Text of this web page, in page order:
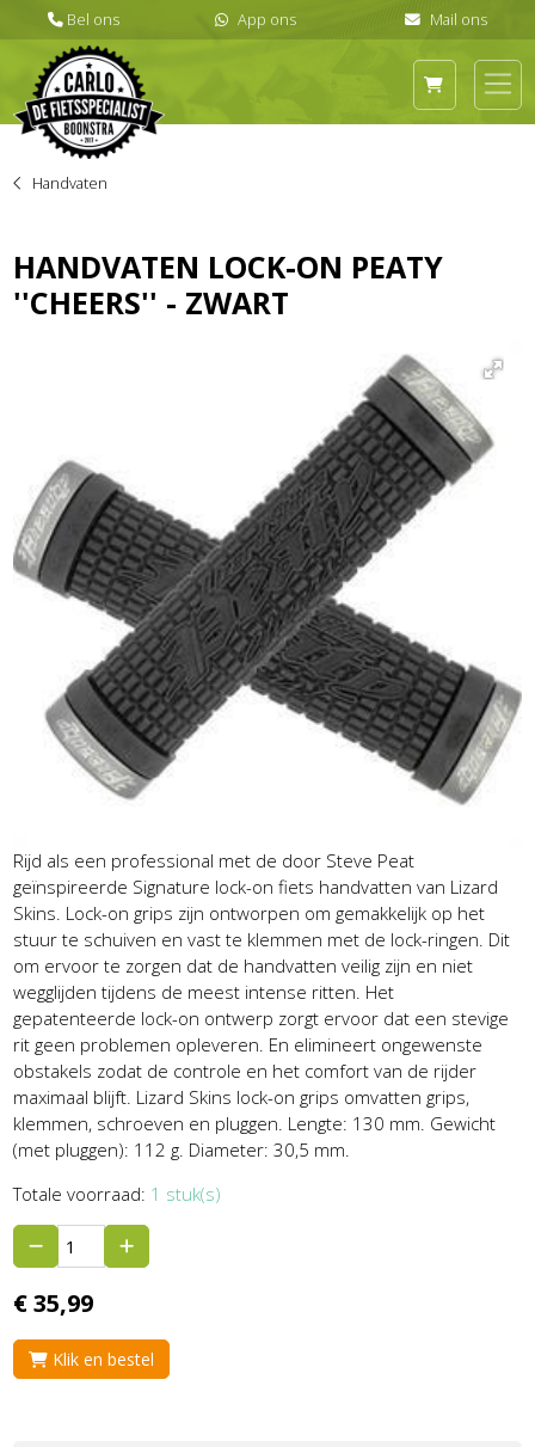
Handvaten
HANDVATEN LOCK-ON PEATY
''CHEERS'' - ZWART
Rijd als een professional met de door Steve Peat
geïnspireerde Signature lock-on fiets handvatten van Lizard
Skins. Lock-on grips zijn ontworpen om gemakkelijk op het
stuur te schuiven en vast te klemmen met de lock-ringen. Dit
om ervoor te zorgen dat de handvatten veilig zijn en niet
wegglijden tijdens de meest intense ritten. Het
gepatenteerde lock-on ontwerp zorgt ervoor dat een stevige
rit geen problemen opleveren. En elimineert ongewenste
obstakels zodat de controle en het comfort van de rijder
maximaal blijft. Lizard Skins lock-on grips omvatten grips,
klemmen, schroeven en pluggen. Lengte: 130 mm. Gewicht
(met pluggen): 112 g. Diameter: 30,5 mm.
Totale voorraad: 1 stuk(s)
€35,99
Klik en bestel